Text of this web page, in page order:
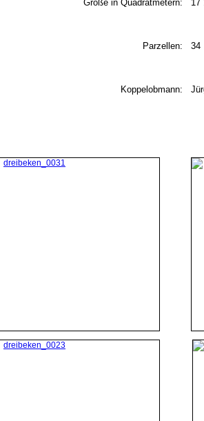
Größe in Quadratmetern: 17
Parzellen: 34
Koppelobmann: